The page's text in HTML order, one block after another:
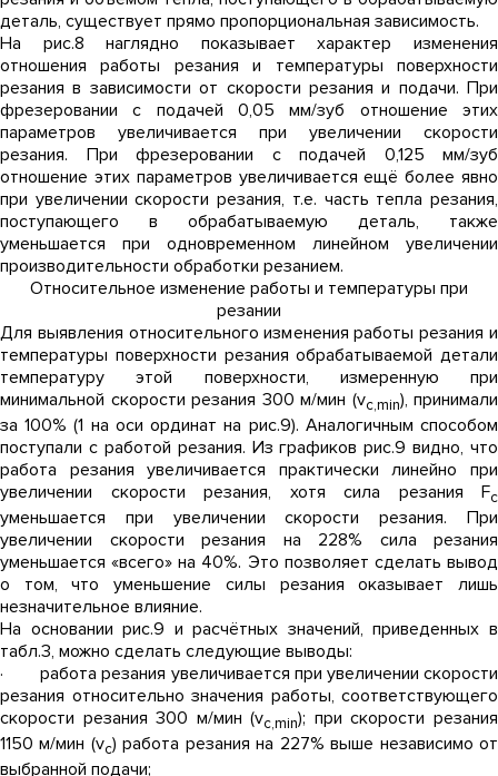
деталь, существует прямо пропорциональная зависимость.
На рис.8 наглядно показывает характер изменения
отношения работы резания и температуры поверхности
резания в зависимости от скорости резания и подачи. При
фрезеровании с подачей 0,05 мм/зуб отношение этих
параметров увеличивается при увеличении скорости
резания. При фрезеровании с подачей 0,125 мм/зуб
отношение этих параметров увеличивается ещё более явно
при увеличении скорости резания, т.е. часть тепла резания,
поступающего в обрабатываемую деталь, также
уменьшается при одновременном линейном увеличении
производительности обработки резанием.
Относительное изменение работы и температуры при
резании
Для выявления относительного изменения работы резания и
температуры поверхности резания обрабатываемой детали
температуру этой поверхности, измеренную при
минимальной скорости резания 300 м/мин (vc,min), принимали
за 100% (1 на оси ординат на рис.9). Аналогичным способом
поступали с работой резания. Из графиков рис.9 видно, что
работа резания увеличивается практически линейно при
увеличении скорости резания, хотя сила резания Fc
уменьшается при увеличении скорости резания. При
увеличении скорости резания на 228% сила резания
уменьшается «всего» на 40%. Это позволяет сделать вывод
о том, что уменьшение силы резания оказывает лишь
незначительное влияние.
На основании рис.9 и расчётных значений, приведенных в
табл.3, можно сделать следующие выводы:
· работа резания увеличивается при увеличении скорости
резания относительно значения работы, соответствующего
скорости резания 300 м/мин (vc,min); при скорости резания
1150 м/мин (vc) работа резания на 227% выше независимо от
выбранной подачи;